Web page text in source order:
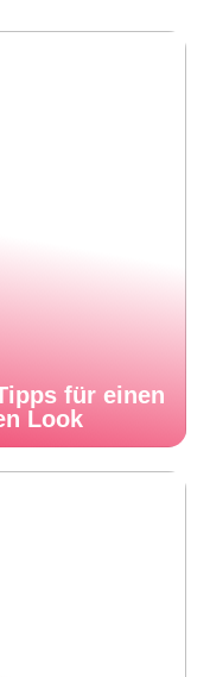
für einen
Look